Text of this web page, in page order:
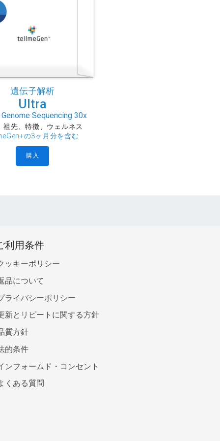
遺伝子解析
Ultra
Sequencing 30x
祖先、特徴、ウェルネス
の3ヶ月分を含む
購入
利用条件
ッキーポリシー
品について
ライバシーポリシー
新とリピートに関する方針
質方針
的条件
ンフォームド・コンセント
くある質問